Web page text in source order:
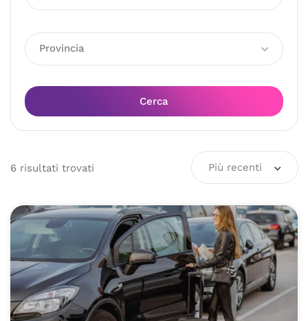
Provincia
Cerca
6 risultati trovati Più recenti